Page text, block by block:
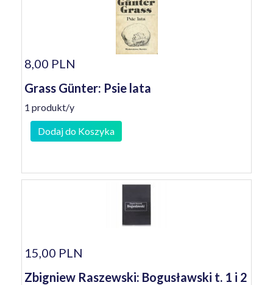
8,00 PLN
Grass Günter: Psie lata
1 produkt/y
Dodaj do Koszyka
15,00 PLN
Zbigniew Raszewski: Bogusławski t. 1 i 2